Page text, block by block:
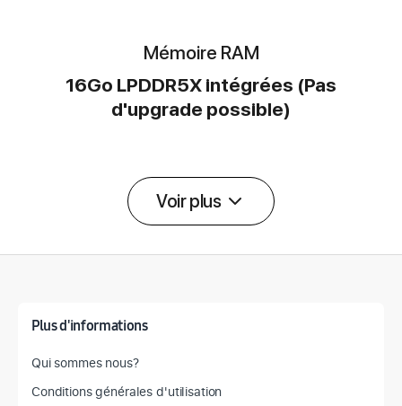
Mémoire RAM
16Go LPDDR5X intégrées (Pas
d'upgrade possible)
Voir plus
Plus d'informations
Qui sommes nous?
Conditions générales d'utilisation